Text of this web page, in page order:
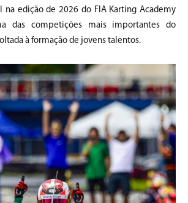
na edição de 2026 do FIA Karting Academy
das competições mais importantes do
à formação de jovens talentos.